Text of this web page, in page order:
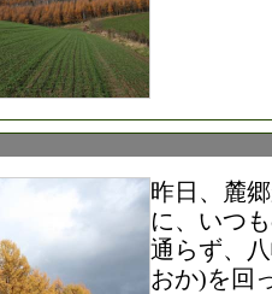
昨日、麓
に、いつ
通らず、
おか)を回